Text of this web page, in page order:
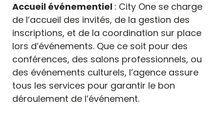
Accueil événementiel : City One se charge
de l’accueil des invités, de la gestion des
inscriptions, et de la coordination sur place
lors d’événements. Que ce soit pour des
conférences, des salons professionnels, ou
des événements culturels, l’agence assure
tous les services pour garantir le bon
déroulement de l’événement.